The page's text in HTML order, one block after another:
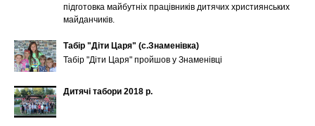
підготовка майбутніх працівників дитячих християнських
майданчиків.
Табір "Діти Царя" (с.Знаменівка)
Табір "Діти Царя" пройшов у Знаменівці
Дитячі табори 2018 р.